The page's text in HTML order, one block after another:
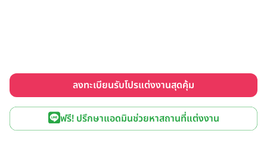
ลงทะเบียนรับโปรแต่งงานสุดคุ้ม
ฟรี! ปรึกษาแอดมินช่วยหาสถานที่แต่งงาน